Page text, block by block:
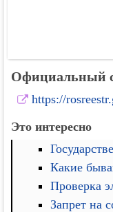
Официальный
https://
Это интересно
Какие
Проверка
Запрет на